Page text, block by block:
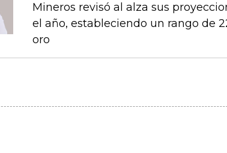
Mineros revisó al alza sus
el año, estableciendo un rango de
oro